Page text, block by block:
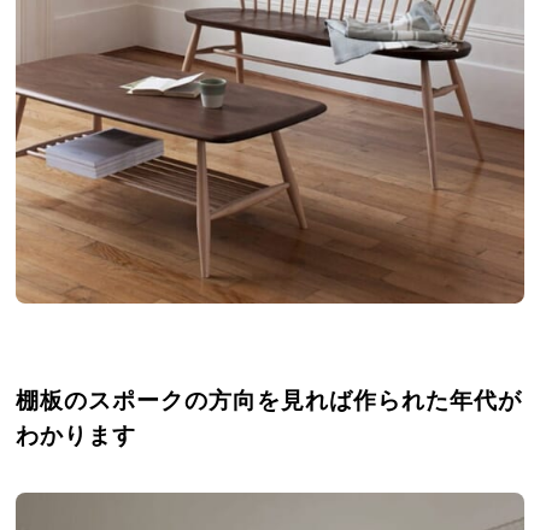
棚板のスポークの方向を見れば作られた年代が
わかります